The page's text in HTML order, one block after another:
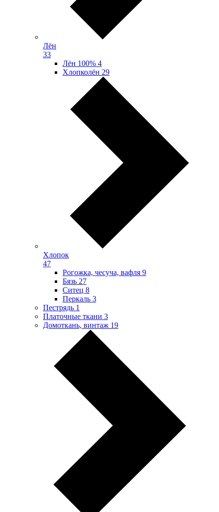
Лён
33
Лён 100% 4
Хлопколён 29
Хлопок
47
Рогожка, чесуча, вафля 9
Бязь 27
Ситец 8
Перкаль 3
Пестрядь 1
Платочные ткани 3
Домоткань, винтаж 19